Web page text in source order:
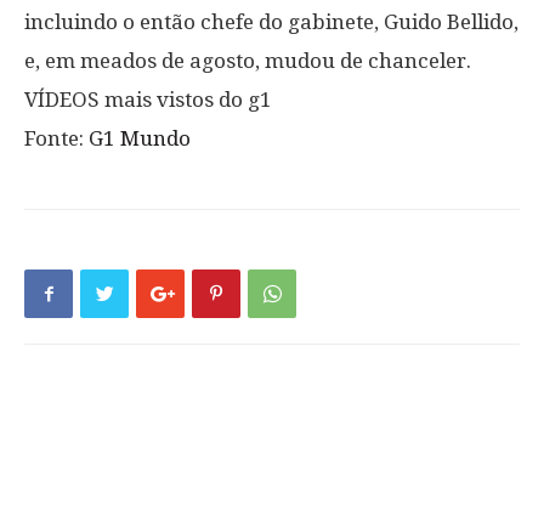
incluindo o então chefe do gabinete, Guido Bellido,
e, em meados de agosto, mudou de chanceler.
VÍDEOS mais vistos do g1
Fonte: G1 Mundo